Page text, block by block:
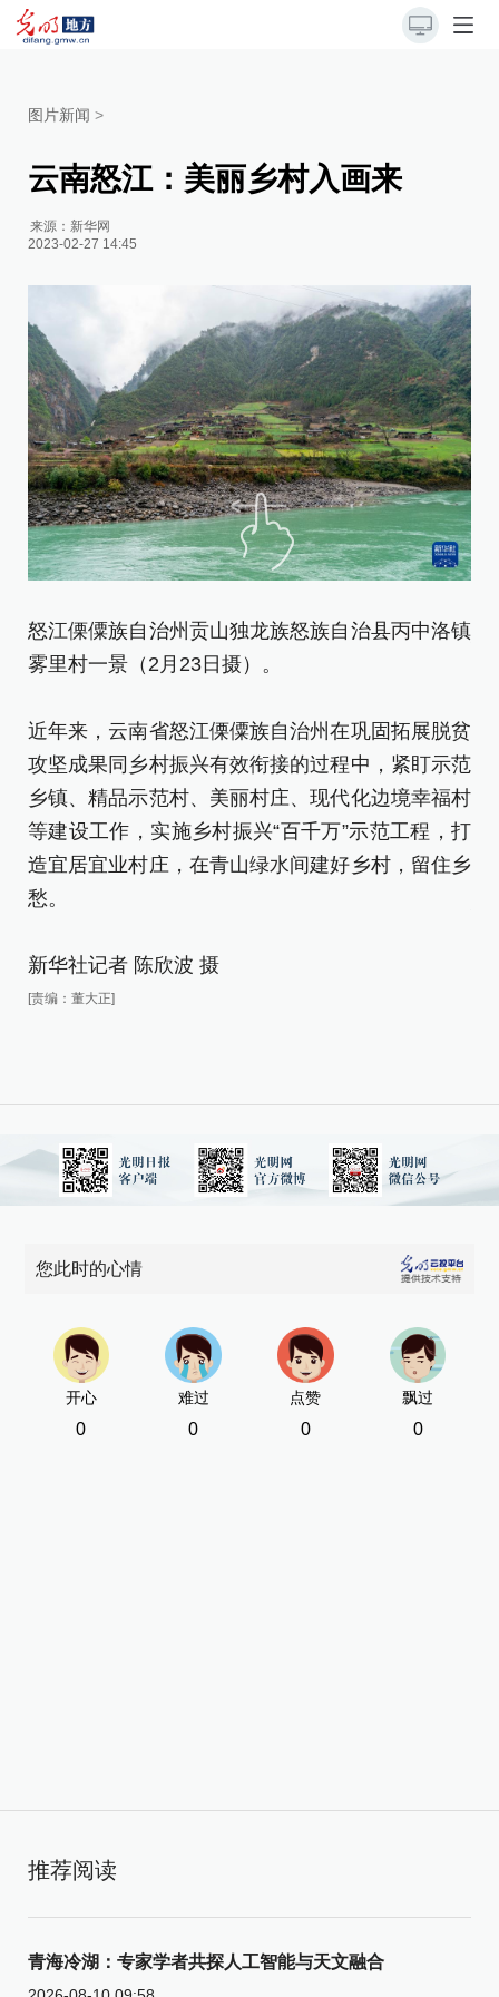
图片新闻 >
云南怒江：美丽乡村入画来
来源： 新华网
2023-02-27 14:45
怒江傈僳族自治州贡山独龙族怒族自治县丙中洛镇
雾里村一景（2月23日摄）。
近年来，云南省怒江傈僳族自治州在巩固拓展脱贫
攻坚成果同乡村振兴有效衔接的过程中，紧盯示范
乡镇、精品示范村、美丽村庄、现代化边境幸福村
等建设工作，实施乡村振兴“百千万”示范工程，打
造宜居宜业村庄，在青山绿水间建好乡村，留住乡
愁。
新华社记者 陈欣波 摄
[责编：董大正]
您此时的心情
开心
0
难过
0
点赞
0
飘过
0
推荐阅读
青海冷湖：专家学者共探人工智能与天文融合